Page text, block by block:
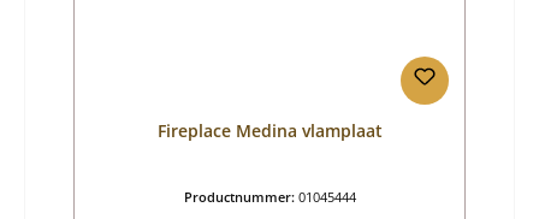
Fireplace Medina vlamplaat
Productnummer: 01045444